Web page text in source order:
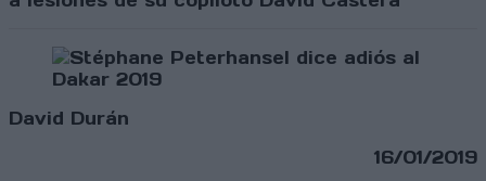
David Durán
16/01/2019